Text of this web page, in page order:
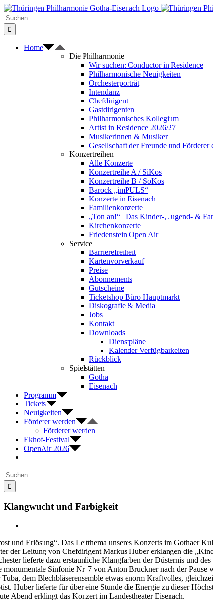
Zum
Inhalt
springen
Suche
nach:
Home
Die Philharmonie
Wir suchen: Conductor in Residence
Philharmonische Neuigkeiten
Orchesterporträt
Intendanz
Chefdirigent
Gastdirigenten
Philharmonisches Kollegium
Artist in Residence 2026/27
Musikerinnen & Musiker
Gesellschaft der Freunde und Förderer
Konzertreihen
Alle Konzerte
Konzertreihe A / SiKos
Konzertreihe B / SoKos
Barock „imPULS“
Konzerte in Eisenach
Familienkonzerte
„Ton an!“ | Das Kinder-, Jugend- &
Kirchenkonzerte
Friedenstein Open Air
Service
Barrierefreiheit
Kartenvorverkauf
Preise
Abonnements
Gutscheine
Ticketshop Büro Hauptmarkt
Diskografie & Media
Jobs
Kontakt
Downloads
Dienstpläne
Kalender Verfügbarkeiten
Rückblick
Spielstätten
Gotha
Eisenach
Programm
Tickets
Neuigkeiten
Förderer werden
Förderer werden
Ekhof-Festival
OpenAir 2026
Suche
nach:
Klangwucht und Farbigkeit
Bild
und Erlösung“. Das Leitthema unseres Konzerts im Gothaer
der Leitung von Chefdirigent Markus Huber erklangen die
lieferte dazu erstaunliche Klangfarben der Düsternis und
monumentale Sinfonie Nr. 7 von Anton Bruckner nach der
Tuba, dem Blechbläserensemble etwas enorm Kraftvolles,
Huber lieferte für über eine Stunde die Energie zu dieser
Abend erklingt das Konzert im Landestheater Eisenach.